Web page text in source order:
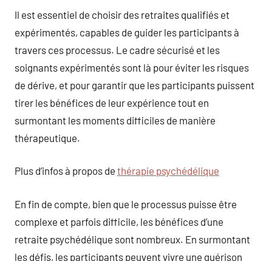
Il est essentiel de choisir des retraites qualifiés et
expérimentés, capables de guider les participants à
travers ces processus. Le cadre sécurisé et les
soignants expérimentés sont là pour éviter les risques
de dérive, et pour garantir que les participants puissent
tirer les bénéfices de leur expérience tout en
surmontant les moments difficiles de manière
thérapeutique.
Plus d’infos à propos de thérapie psychédélique
En fin de compte, bien que le processus puisse être
complexe et parfois difficile, les bénéfices d’une
retraite psychédélique sont nombreux. En surmontant
les défis, les participants peuvent vivre une guérison